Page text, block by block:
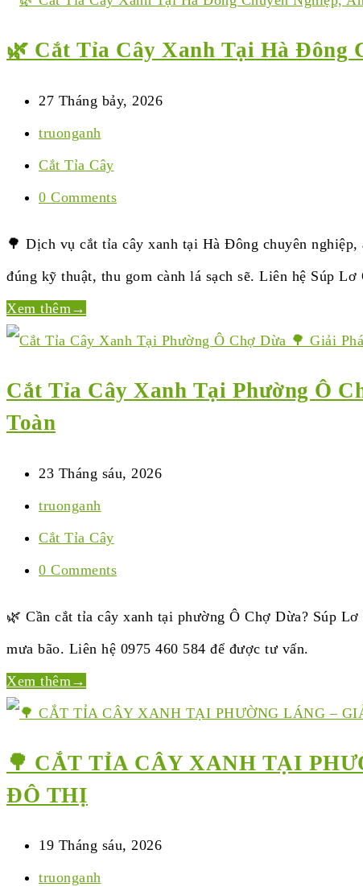
🌿 Cắt Tỉa Cây Xanh Tại Hà Đông
27 Tháng bảy, 2026
truonganh
Cắt Tỉa Cây
0 Comments
🌳 Dịch vụ cắt tỉa cây xanh tại Hà Đông chuyên
đúng kỹ thuật, thu gom cành lá sạch sẽ. Liên hệ Súp Lơ
Xem thêm →
Cắt Tỉa Cây Xanh Tại Phường Ô
Toàn
23 Tháng sáu, 2026
truonganh
Cắt Tỉa Cây
0 Comments
🌿 Cần cắt tỉa cây xanh tại phường Ô Chợ Dừa? Súp
mưa bão. Liên hệ 0975 460 584 để được tư vấn.
Xem thêm →
🌳 CẮT TỈA CÂY XANH TẠI
ĐÔ THỊ
19 Tháng sáu, 2026
truonganh